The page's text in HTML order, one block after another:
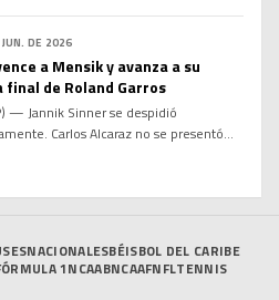
de dobles de primera ronda junto con la
Victoria Mboko, de 19 años. Este es
DE 2026
a Mensik y avanza a su
final de Roland Garros
— Jannik Sinner se despidió
Carlos Alcaraz no se presentó
y ahora el alemán, segundo cabeza
Roland Garros. Zverev alcanzó […]
NACIONALESBÉISBOL DEL CARIBE
1NCAABNCAAFNFLTENNIS